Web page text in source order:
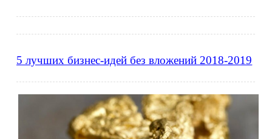
5 лучших бизнес-идей без вложений 2018-2019